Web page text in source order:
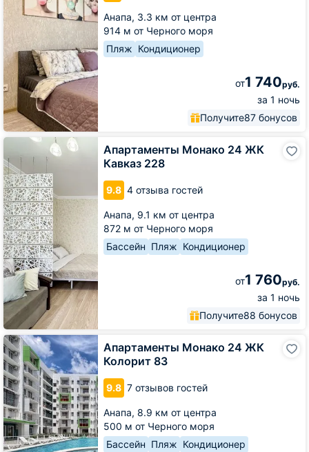
Анапа, 3.3 км от центра
914 м от Черного моря
Пляж Кондиционер
от1 740руб.
за 1 ночь
Получите87 бонусов
Горгиппия
68
Апартаменты Монако 24 ЖК
Кавказ 228
9.8 4 отзыва гостей
Анапа, 9.1 км от центра
872 м от Черного моря
Бассейн Пляж Кондиционер
от1 760руб.
за 1 ночь
Получите88 бонусов
Апартаменты
Монако
24
ЖК
Кавказ
228
Апартаменты Монако 24 ЖК
Колорит 83
9.8 7 отзывов гостей
Анапа, 8.9 км от центра
500 м от Черного моря
Бассейн Пляж Кондиционер
Апартаменты
Монако
24
ЖК
Колорит
83